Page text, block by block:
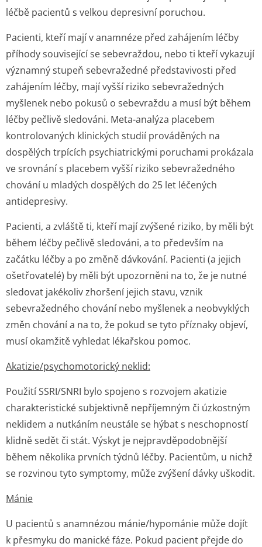
léčbě pacientů s velkou depresivní poruchou.
Pacienti, kteří mají v anamnéze před zahájením léčby
příhody související se sebevraždou, nebo ti kteří vykazují
významný stupeň sebevražedné představivosti před
zahájením léčby, mají vyšší riziko sebevražedných
myšlenek nebo pokusů o sebevraždu a musí být během
léčby pečlivě sledováni. Meta-analýza placebem
kontrolovaných klinických studií prováděných na
dospělých trpících psychiatrickými poruchami prokázala
ve srovnání s placebem vyšší riziko sebevražedného
chování u mladých dospělých do 25 let léčených
antidepresivy.
Pacienti, a zvláště ti, kteří mají zvýšené riziko, by měli být
během léčby pečlivě sledováni, a to především na
začátku léčby a po změně dávkování. Pacienti (a jejich
ošetřovatelé) by měli být upozorněni na to, že je nutné
sledovat jakékoliv zhoršení jejich stavu, vznik
sebevražedného chování nebo myšlenek a neobvyklých
změn chování a na to, že pokud se tyto příznaky objeví,
musí okamžitě vyhledat lékařskou pomoc.
Akatizie/psycho­motorický neklid:
Použití SSRI/SNRI bylo spojeno s rozvojem akatizie
charakteristické subjektivně nepříjemným či úzkostným
neklidem a nutkáním neustále se hýbat s neschopností
klidně sedět či stát. Výskyt je nejpravděpodobnější
během několika prvních týdnů léčby. Pacientům, u nichž
se rozvinou tyto symptomy, může zvýšení dávky uškodit.
Mánie
U pacientů s anamnézou mánie/hypománie může dojít
k přesmyku do manické fáze. Pokud pacient přejde do